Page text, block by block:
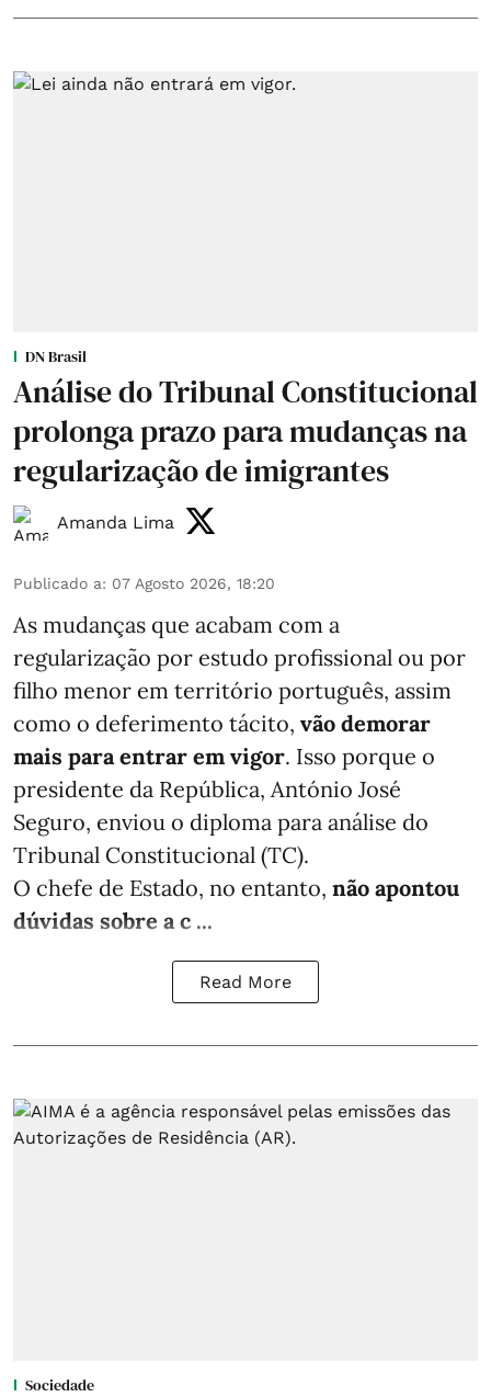
DN Brasil
Análise do Tribunal Constitucional
prolonga prazo para mudanças na
regularização de imigrantes
Amanda Lima
Publicado a: 07 Agosto 2026, 18:20
As mudanças que acabam com a
regularização por estudo profissional ou por
filho menor em território português, assim
como o deferimento tácito, vão demorar
mais para entrar em vigor. Isso porque o
presidente da República, António José
Seguro, enviou o diploma para análise do
Tribunal Constitucional (TC).
O chefe de Estado, no entanto, não apontou
dúvidas sobre a c ...
Read More
Sociedade